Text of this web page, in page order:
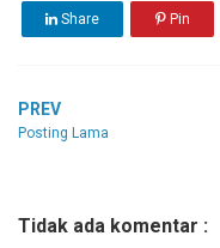
Share Pin
PREV
Posting Lama
Tidak ada komentar :